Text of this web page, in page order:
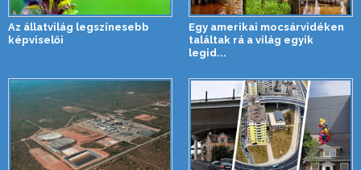
Az állatvilág legszínesebb
képviselői
Egy amerikai mocsárvidéken
találtak rá a világ egyik
legid...